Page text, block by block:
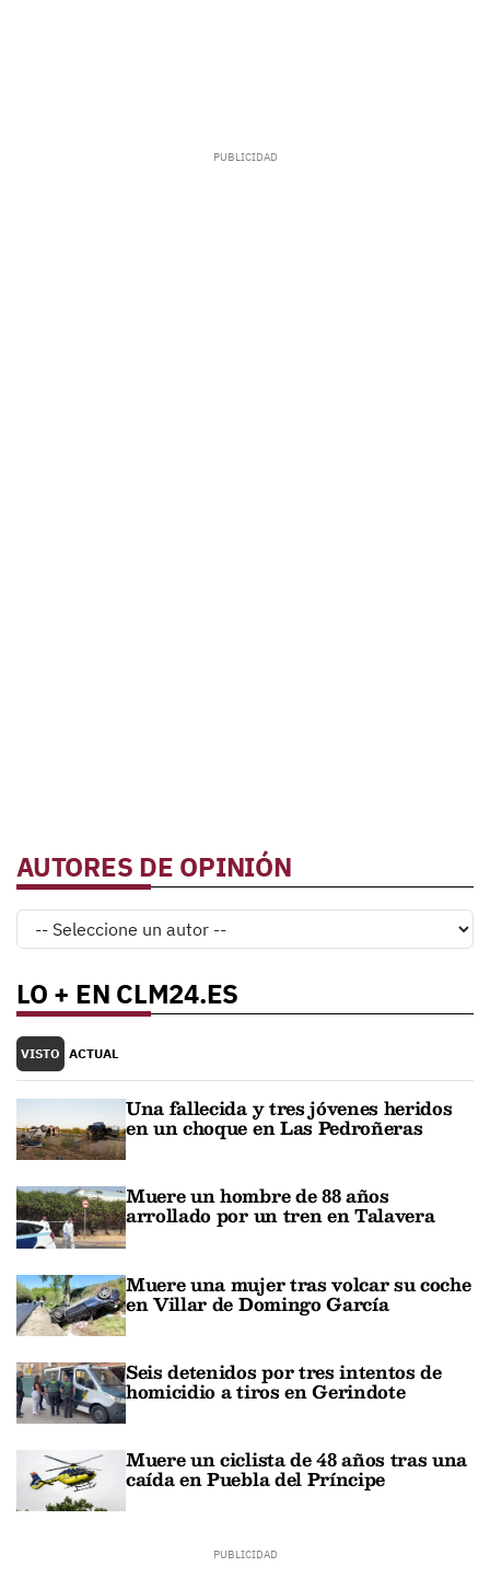
AUTORES DE OPINIÓN
LO + EN CLM24.ES
VISTO ACTUAL
Una fallecida y tres jóvenes heridos
en un choque en Las Pedroñeras
Muere un hombre de 88 años
arrollado por un tren en Talavera
Muere una mujer tras volcar su coche
en Villar de Domingo García
Seis detenidos por tres intentos de
homicidio a tiros en Gerindote
Muere un ciclista de 48 años tras una
caída en Puebla del Príncipe